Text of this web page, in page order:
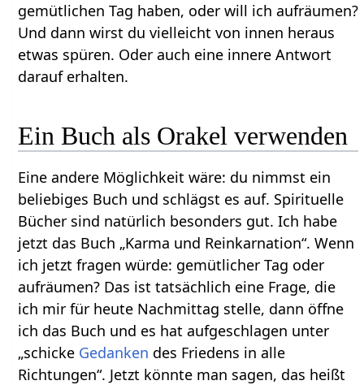
gemütlichen Tag haben, oder will ich aufräumen?
Und dann wirst du vielleicht von innen heraus
etwas spüren. Oder auch eine innere Antwort
darauf erhalten.
Ein Buch als Orakel verwenden
Eine andere Möglichkeit wäre: du nimmst ein
beliebiges Buch und schlägst es auf. Spirituelle
Bücher sind natürlich besonders gut. Ich habe
jetzt das Buch „Karma und Reinkarnation“. Wenn
ich jetzt fragen würde: gemütlicher Tag oder
aufräumen? Das ist tatsächlich eine Frage, die
ich mir für heute Nachmittag stelle, dann öffne
ich das Buch und es hat aufgeschlagen unter
„schicke Gedanken des Friedens in alle
Richtungen“. Jetzt könnte man sagen, das heißt